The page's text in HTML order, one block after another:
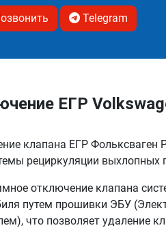
Telegram
ЕГР
клапана ЕГР Фольксваген
рециркуляции выхлопных
отключение клапана
путем прошивки ЭБУ
что позволяет удаление